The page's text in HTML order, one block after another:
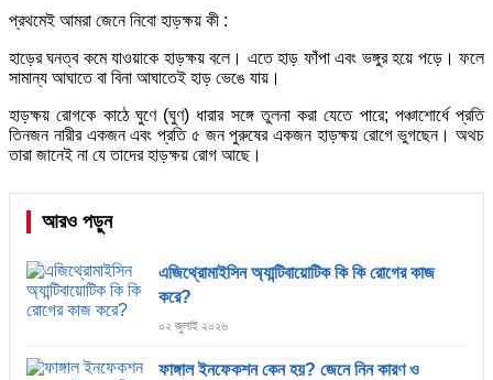
প্রথমেই আমরা জেনে নিবো হাড়ক্ষয় কী :
হাড়ের ঘনত্ব কমে যাওয়াকে হাড়ক্ষয় বলে। এতে হাড় ফাঁপা এবং ভঙ্গুর হয়ে পড়ে। ফলে
সামান্য আঘাতে বা বিনা আঘাতেই হাড় ভেঙে যায়।
হাড়ক্ষয় রোগকে কাঠে ঘুণে (ঘুণ) ধারার সঙ্গে তুলনা করা যেতে পারে; পঞ্চাশোর্ধে প্রতি
তিনজন নারীর একজন এবং প্রতি ৫ জন পুরুষের একজন হাড়ক্ষয় রোগে ভুগছেন। অথচ
তারা জানেই না যে তাদের হাড়ক্ষয় রোগ আছে।
আরও পড়ুন
এজিথ্রোমাইসিন অ্যান্টিবায়োটিক কি কি রোগের কাজ
করে?
০২ জুলাই ২০২৬
ফাঙ্গাল ইনফেকশন কেন হয়? জেনে নিন কারণ ও